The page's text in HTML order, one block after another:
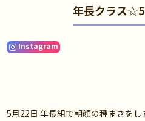
年長クラス
Instagram
5月22日 年長組で朝顔の種まきを